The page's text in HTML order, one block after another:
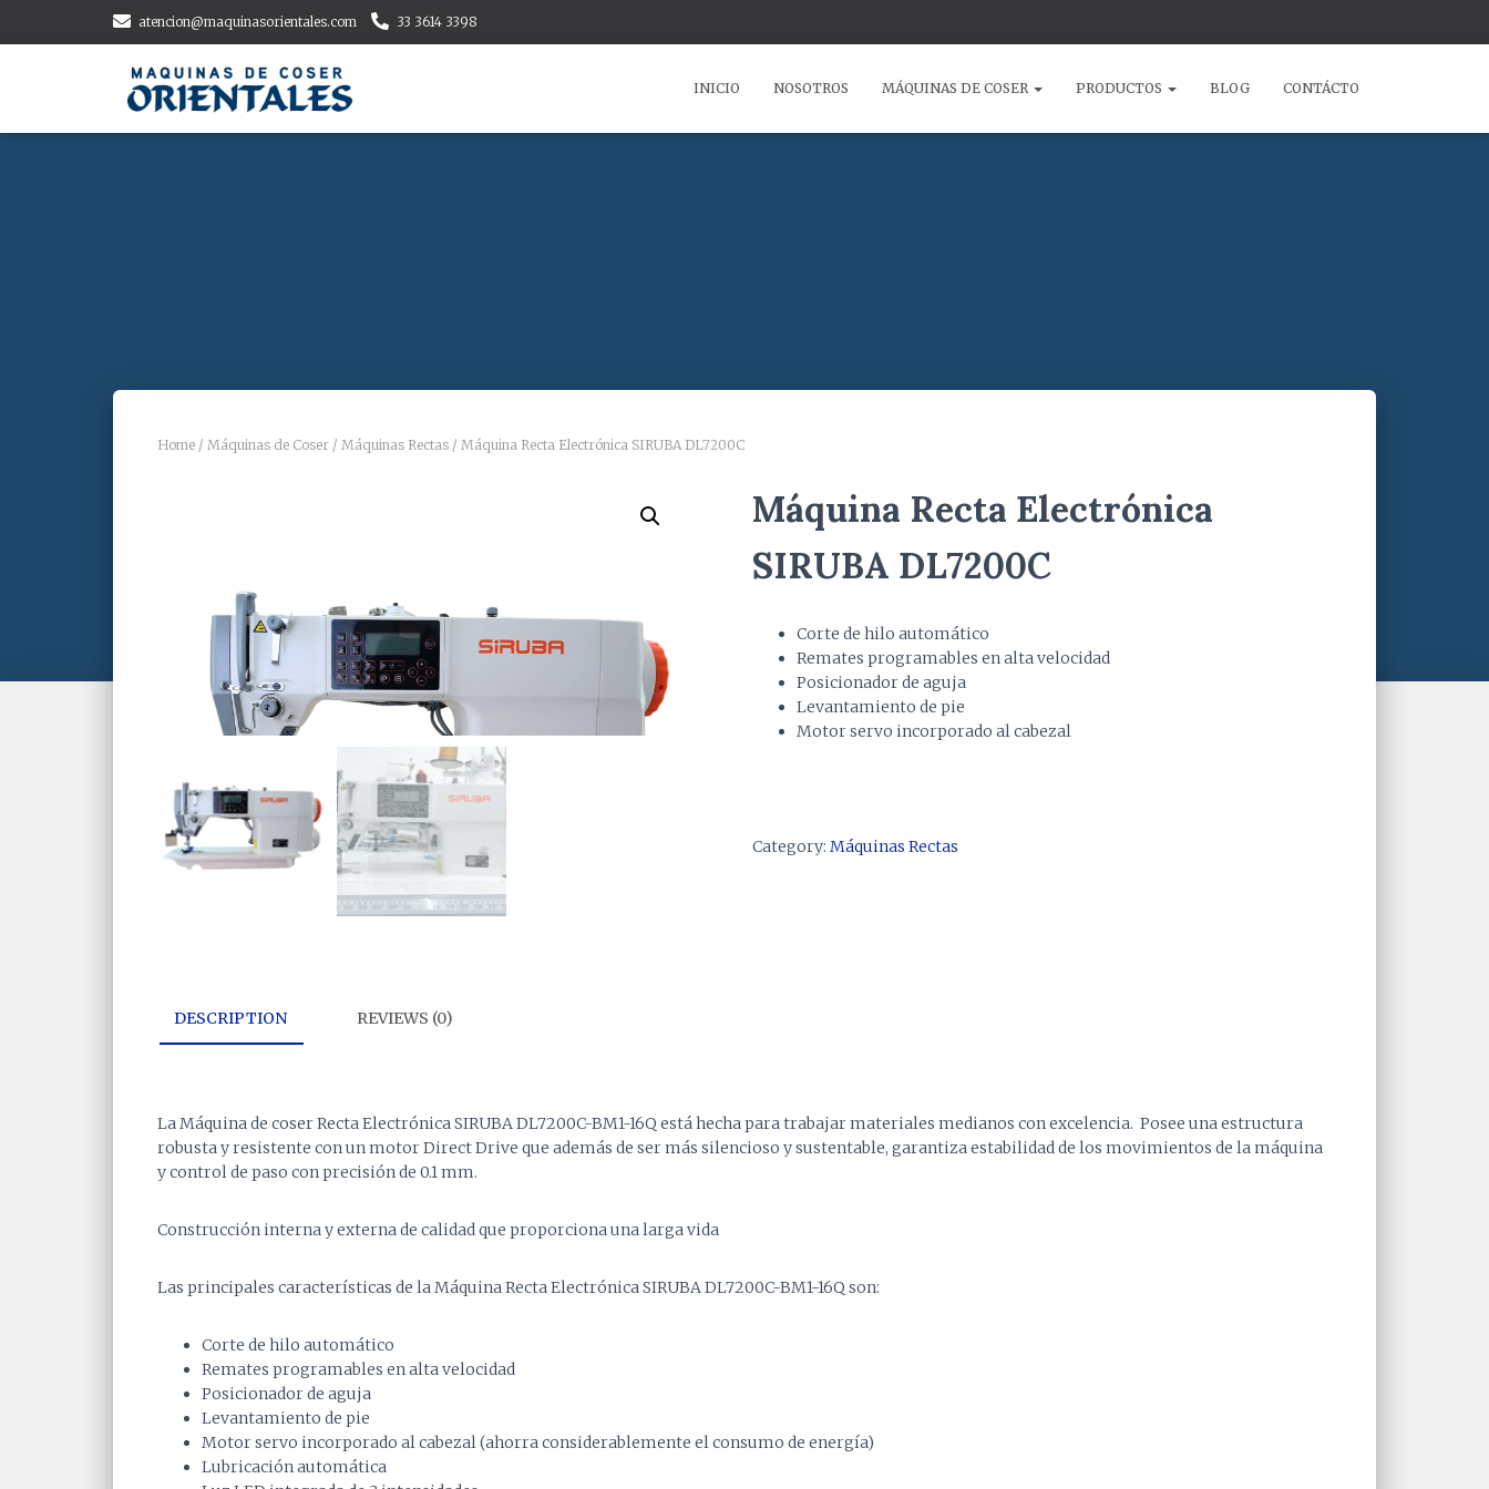
atencion@maquinasorientales.com 33 3614 3398
INICIO NOSOTROS MÁQUINAS DE COSER PRODUCTOS BLOG CONTÁCTO
Home / Máquinas de Coser / Máquinas Rectas / Máquina Recta Electrónica SIRUBA DL7200C
Máquina Recta Electrónica
SIRUBA DL7200C
Corte de hilo automático
Remates programables en alta velocidad
Posicionador de aguja
Levantamiento de pie
Motor servo incorporado al cabezal
Category: Máquinas Rectas
DESCRIPTION REVIEWS (0)
La Máquina de coser Recta Electrónica SIRUBA DL7200C-BM1-16Q está hecha para trabajar materiales medianos con excelencia. Posee una estructura
robusta y resistente con un motor Direct Drive que además de ser más silencioso y sustentable, garantiza estabilidad de los movimientos de la máquina
y control de paso con precisión de 0.1 mm.
Construcción interna y externa de calidad que proporciona una larga vida
Las principales características de la Máquina Recta Electrónica SIRUBA DL7200C-BM1-16Q son:
Corte de hilo automático
Remates programables en alta velocidad
Posicionador de aguja
Levantamiento de pie
Motor servo incorporado al cabezal (ahorra considerablemente el consumo de energía)
Lubricación automática